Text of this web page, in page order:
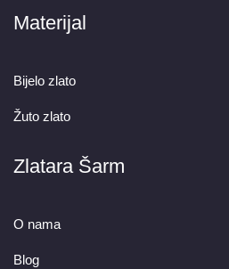
Materijal
Bijelo zlato
Žuto zlato
Zlatara Šarm
O nama
Blog